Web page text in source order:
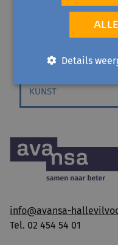
Unieke
KUNST
info@avansa-
Tel. 02 454 54 01
Details